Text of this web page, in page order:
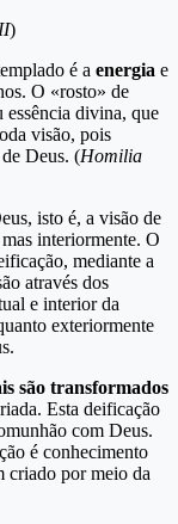
)
é a energia e
O «rosto» de
essência divina, que
visão, pois
Deus. (Homilia
isto é, a visão de
interiormente. O
mediante a
através dos
e interior da
exteriormente
são transformados
Esta deificação
com Deus.
é conhecimento
criado por meio da